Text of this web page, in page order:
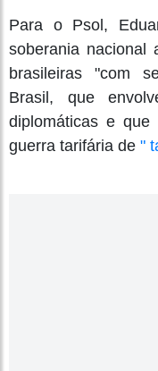
Para o Psol,
soberania nacional
brasileiras "com
Brasil, que
diplomáticas e
guerra tarifária de "